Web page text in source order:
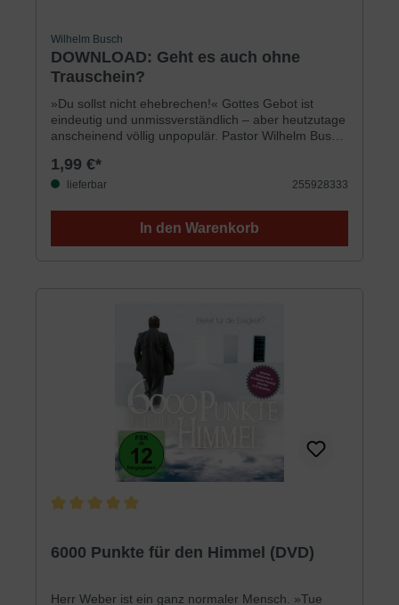
Wilhelm Busch
DOWNLOAD: Geht es auch ohne
Trauschein?
»Du sollst nicht ehebrechen!« Gottes Gebot ist
eindeutig und unmissverständlich – aber heutzutage
anscheinend völlig unpopulär. Pastor Wilhelm Busch
über diese Problematik. Am Beispiel Josefs zeigt er
den Wert und Segen sexueller Reinheit und Treue –
sexueller Sünden. Vor allem aber zeigt er auf den
gekreuzigten Christus, der an unserer Stelle
gerichtet wurde und dadurch Vergebung, Reinigung,
1,99 €*
lieferbar 255928333
In den Warenkorb
6000 Punkte für den Himmel (DVD)
Herr Weber ist ein ganz normaler Mensch. »Tue